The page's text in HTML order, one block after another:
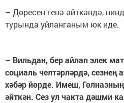
– Дөресен генә әйткәндә,
турында уйланганым юк иде.
– Вильдан, бер айлап элек
социаль челтәрләрдә, сезнең
хәбәр йөрде. Имеш,
әйткән. Сез ул чакта дәшми